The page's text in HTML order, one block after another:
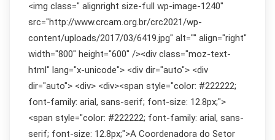
<img class=" alignright size-full wp-image-1240"
src="http://www.crcam.org.br/crc2021/wp-
content/uploads/2017/03/6419.jpg" alt="" align="right"
width="800" height="600" /><div class="moz-text-
html" lang="x-unicode"> <div dir="auto"> <div
dir="auto"> <div> <div><span style="color: #222222;
font-family: arial, sans-serif; font-size: 12.8px;">
<span style="color: #222222; font-family: arial, sans-
serif; font-size: 12.8px;">A Coordenadora do Setor